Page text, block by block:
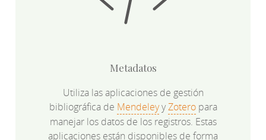
Metadatos
Utiliza las aplicaciones de gestión
bibliográfica de MendeleyyZoteropara
manejar los datos de los registros. Estas
aplicaciones están disponibles de forma